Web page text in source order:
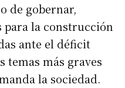
de gobernar,
la construcción
ante el déficit
temas más graves
la sociedad.